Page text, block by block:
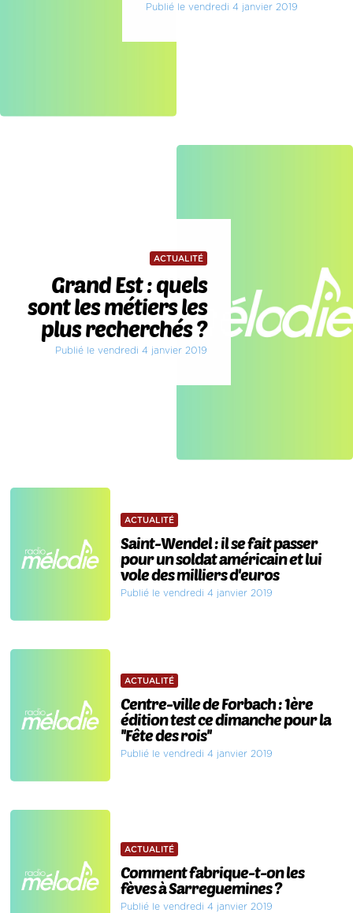
Publié le vendredi 4 janvier 2019
ACTUALITÉ
Grand Est : quels
sont les métiers les
plus recherchés ?
Publié le vendredi 4 janvier 2019
ACTUALITÉ
Saint-Wendel : il se fait passer
pour un soldat américain et lui
vole des milliers d'euros
Publié le vendredi 4 janvier 2019
ACTUALITÉ
Centre-ville de Forbach : 1ère
édition test ce dimanche pour la
''Fête des rois''
Publié le vendredi 4 janvier 2019
ACTUALITÉ
Comment fabrique-t-on les
fèves à Sarreguemines ?
Publié le vendredi 4 janvier 2019